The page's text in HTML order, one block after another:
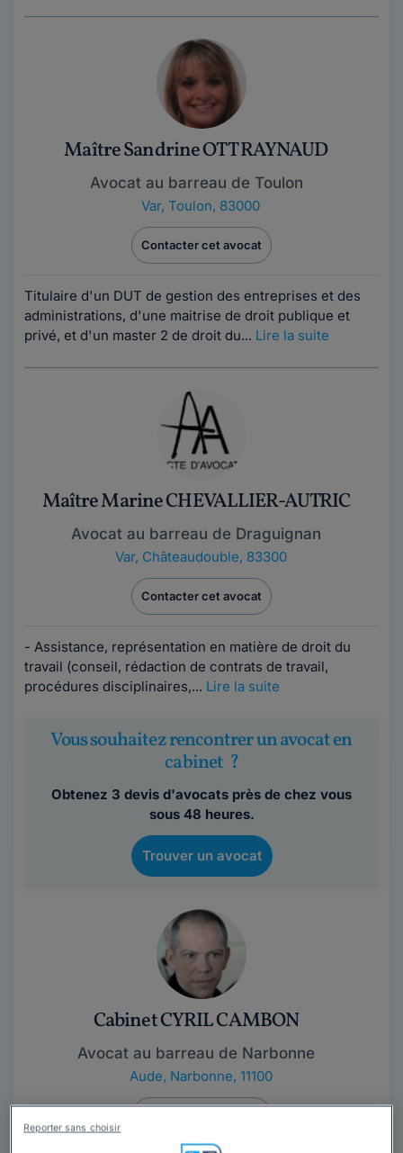
Maître Sandrine OTT RAYNAUD
Avocat au barreau de Toulon
Var, Toulon, 83000
Contacter cet avocat
Titulaire d'un DUT de gestion des entreprises et des
administrations, d'une maitrise de droit publique et
privé, et d'un master 2 de droit du... Lire la suite
Maître Marine CHEVALLIER-AUTRIC
Avocat au barreau de Draguignan
Var, Châteaudouble, 83300
Contacter cet avocat
- Assistance, représentation en matière de droit du
travail (conseil, rédaction de contrats de travail,
procédures disciplinaires,... Lire la suite
Vous souhaitez rencontrer un avocat en
cabinet ?
Obtenez 3 devis d'avocats près de chez vous
sous 48 heures.
Trouver un avocat
Cabinet CYRIL CAMBON
Avocat au barreau de Narbonne
Aude, Narbonne, 11100
Reporter sans choisir